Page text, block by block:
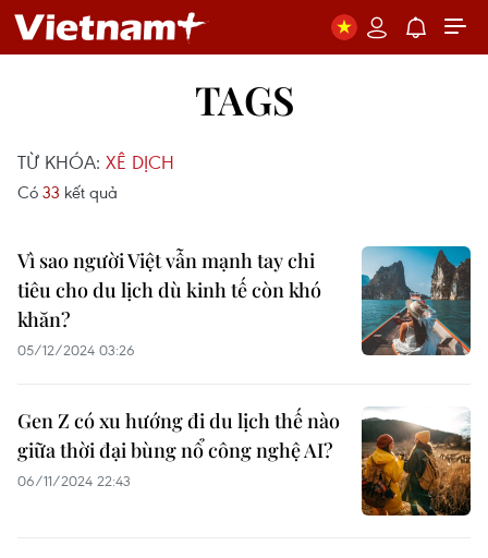
TAGS
TỪ KHÓA: XÊ DỊCH
Có 33 kết quả
Vì sao người Việt vẫn mạnh tay chi
tiêu cho du lịch dù kinh tế còn khó
khăn?
05/12/2024 03:26
Gen Z có xu hướng đi du lịch thế nào
giữa thời đại bùng nổ công nghệ AI?
06/11/2024 22:43